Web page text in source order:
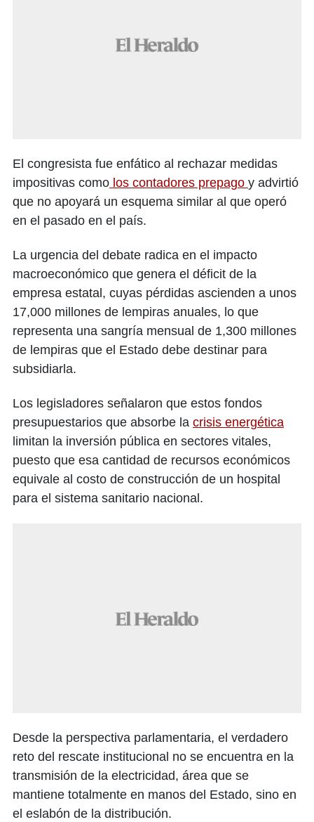
El congresista fue enfático al rechazar medidas
impositivas como los contadores prepago y advirtió
que no apoyará un esquema similar al que operó
en el pasado en el país.
La urgencia del debate radica en el impacto
macroeconómico que genera el déficit de la
empresa estatal, cuyas pérdidas ascienden a unos
17,000 millones de lempiras anuales, lo que
representa una sangría mensual de 1,300 millones
de lempiras que el Estado debe destinar para
subsidiarla.
Los legisladores señalaron que estos fondos
presupuestarios que absorbe la crisis energética
limitan la inversión pública en sectores vitales,
puesto que esa cantidad de recursos económicos
equivale al costo de construcción de un hospital
para el sistema sanitario nacional.
Desde la perspectiva parlamentaria, el verdadero
reto del rescate institucional no se encuentra en la
transmisión de la electricidad, área que se
mantiene totalmente en manos del Estado, sino en
el eslabón de la distribución.